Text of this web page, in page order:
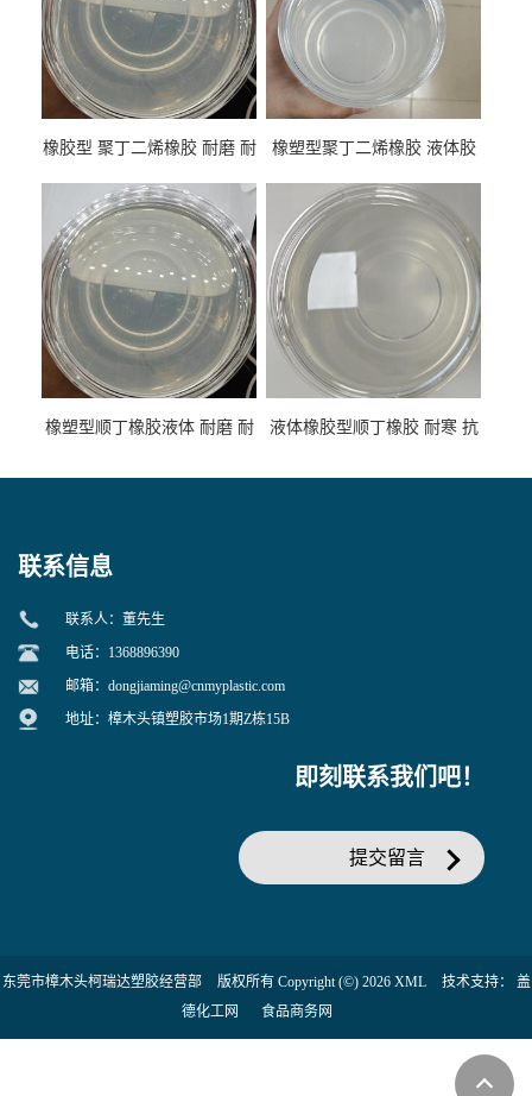
橡胶型 聚丁二烯橡胶 耐磨 耐
性
橡塑型聚丁二烯橡胶 液体胶
专用
橡塑型顺丁橡胶液体 耐磨 耐
液体橡胶型顺丁橡胶 耐寒 抗
联系信息
联系人：董先生
电话：1368896390
邮箱： dongjiaming@cnmyplastic.com
地址：樟木头镇塑胶市场1期Z栋15B
即刻联系我们吧！
提交留言
东莞市樟木头柯瑞达塑胶经营部 版权所有 Copyright (©) 2026 XML 技术支持： 盖
德化工网
食品商务网